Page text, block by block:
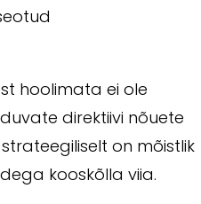
hoolimata ei ole
direktiivi nõuete
on mõistlik
kooskõlla viia.